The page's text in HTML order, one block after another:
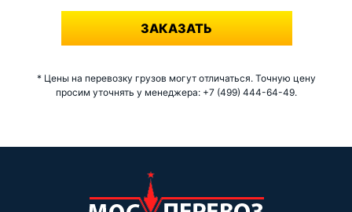
ЗАКАЗАТЬ
* Цены на перевозку грузов могут отличаться. Точную цену
просим уточнять у менеджера: +7 (499) 444-64-49.